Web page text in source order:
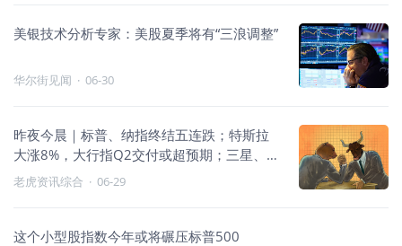
美银技术分析专家：美股夏季将有“三浪调整”
华尔街见闻 · 06-30
昨夜今晨｜标普、纳指终结五连跌；特斯拉
大涨8%，大行指Q2交付或超预期；三星、
SK海力士、美光涉操纵DRAM价格遭诉
老虎资讯综合 · 06-29
这个小型股指数今年或将碾压标普500